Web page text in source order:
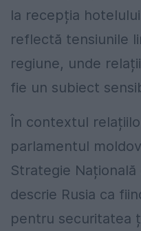
la recepția
reflectă tensiunile
regiune, unde
fie un subiect
În contextul
parlamentul
Strategie
descrie Rusia ca
pentru securitatea